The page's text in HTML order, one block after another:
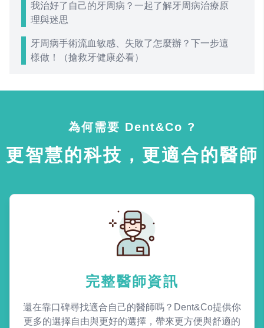
我治好了自己的牙周病？一起了解牙周病治療原
理與迷思
牙周病手術流血敏感、失敗了怎麼辦？下一步這
樣做！（搶救牙健康必看）
為何需要 Dent&Co ?
更智慧的科技，更適合的醫師
完整醫師資訊
還在靠口碑尋找適合自己的醫師嗎？Dent&Co提供你
更多的選擇自由與更好的選擇，帶來更方便與舒適的